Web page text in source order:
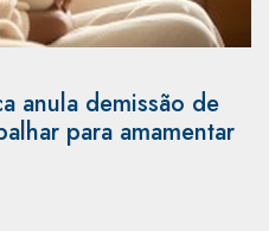
anula demissão de
para amamentar